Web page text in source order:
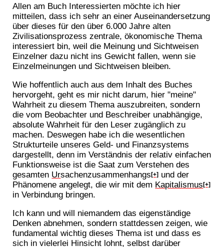
Allen am Buch Interessierten möchte ich hier
mitteilen, dass ich sehr an einer Auseinandersetzung
über dieses für den über 6.000 Jahre alten
Zivilisationsprozess zentrale, ökonomische Thema
interessiert bin, weil die Meinung und Sichtweisen
Einzelner dazu nicht ins Gewicht fallen, wenn sie
Einzelmeinungen und Sichtweisen bleiben.
Wie hoffentlich auch aus dem Inhalt des Buches
hervorgeht, geht es mir nicht darum, hier "meine"
Wahrheit zu diesem Thema auszubreiten, sondern
die vom Beobachter und Beschreiber unabhängige,
absolute Wahrheit für den Leser zugänglich zu
machen. Deswegen habe ich die wesentlichen
Strukturteile unseres Geld- und Finanzsystems
dargestellt, denn im Verständnis der relativ einfachen
Funktionsweise ist die Saat zum Verstehen des
gesamten Ursachenzusammenhangs[+] und der
Phänomene angelegt, die wir mit dem Kapitalismus[+]
in Verbindung bringen.
Ich kann und will niemandem das eigenständige
Denken abnehmen, sondern stattdessen zeigen, wie
fundamental wichtig dieses Thema ist und dass es
sich in vielerlei Hinsicht lohnt, selbst darüber